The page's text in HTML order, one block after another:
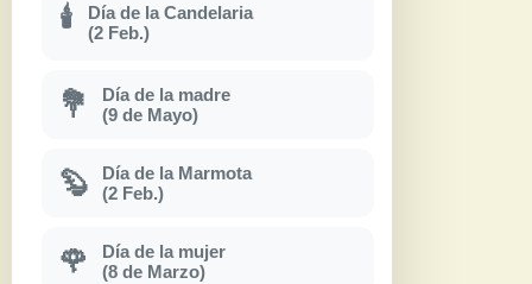
🕯
Día de la Candelaria
(2 Feb.)
💐
Día de la madre
(9 de Mayo)
🦫
Día de la Marmota
(2 Feb.)
🌹
Día de la mujer
(8 de Marzo)